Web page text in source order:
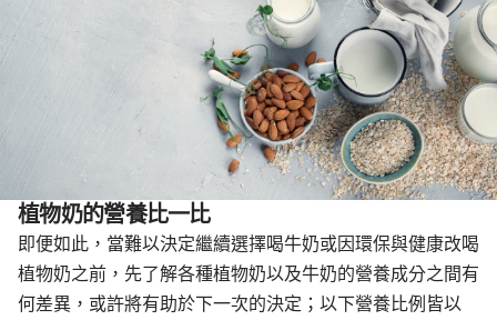
植物奶的營養比一比
即便如此，當難以決定繼續選擇喝牛奶或因環保與健康改喝
植物奶之前，先了解各種植物奶以及牛奶的營養成分之間有
何差異，或許將有助於下一次的決定；以下營養比例皆以